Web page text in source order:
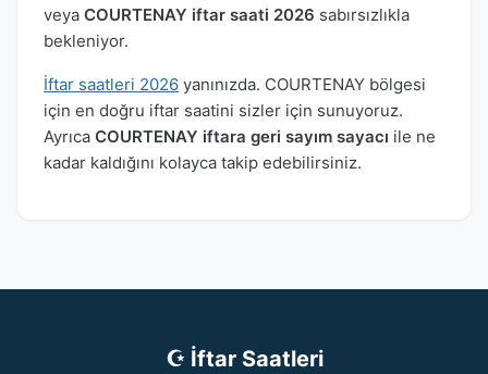
veya COURTENAY iftar saati 2026 sabırsızlıkla
bekleniyor.
İftar saatleri 2026 yanınızda. COURTENAY bölgesi
için en doğru iftar saatini sizler için sunuyoruz.
Ayrıca COURTENAY iftara geri sayım sayacı ile ne
kadar kaldığını kolayca takip edebilirsiniz.
☪ İftar Saatleri